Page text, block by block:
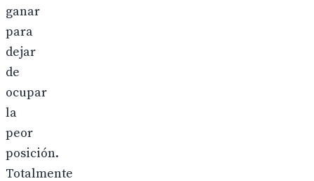
ganar
para
dejar
de
ocupar
la
peor
posición.
Totalmente